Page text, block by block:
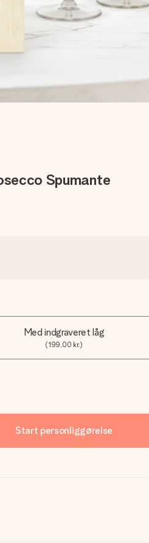
Spumante
Med indgraveret låg
(199,00 kr.)
Start personliggørelse